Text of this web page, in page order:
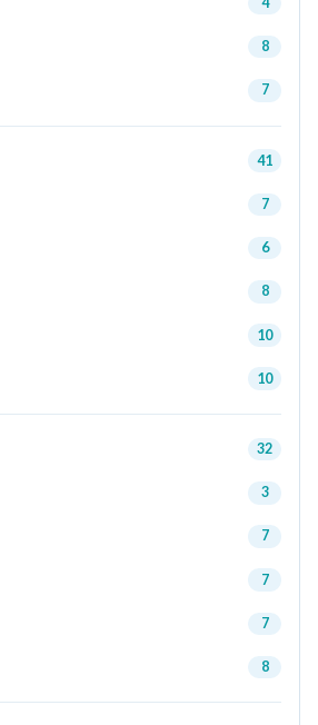
8
7
41
7
6
8
10
10
32
3
7
7
7
8